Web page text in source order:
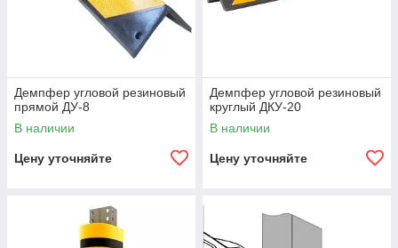
Демпфер угловой резиновый
прямой ДУ-8
В наличии
Цену уточняйте
Демпфер угловой резиновый
круглый ДКУ-20
В наличии
Цену уточняйте